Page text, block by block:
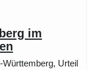
im
Urteil